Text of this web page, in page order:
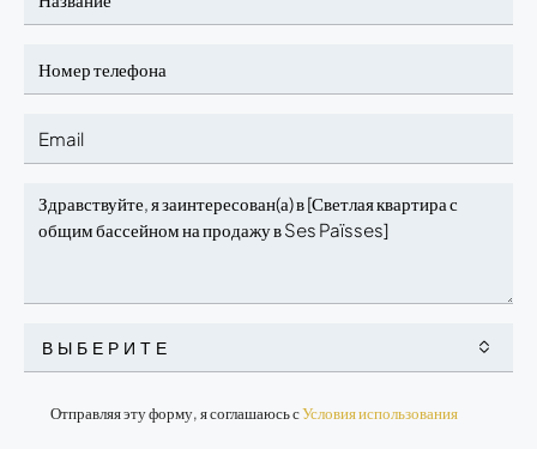
ВЫБЕРИТЕ
Отправляя эту форму, я соглашаюсь сУсловия использования